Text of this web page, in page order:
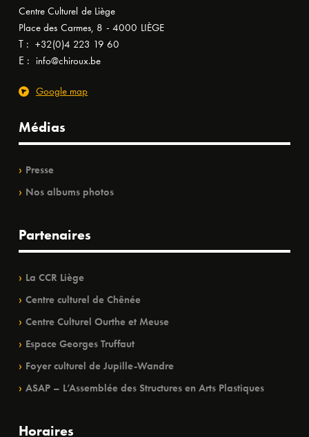
Centre Culturel de Liège
Place des Carmes, 8 - 4000 LIÈGE
T : +32(0)4 223 19 60
E : info@chiroux.be
Google map
Médias
Presse
Nos albums photos
Partenaires
La CCR Liège
Centre culturel de Chênée
Centre Culturel Ourthe et Meuse
Espace Georges Truffaut
Foyer culturel de Jupille-Wandre
ASAP – L’Assemblée des Structures en Arts Plastiques
Horaires